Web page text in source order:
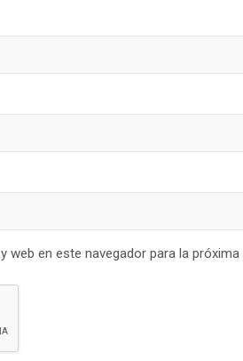
web en este navegador para la